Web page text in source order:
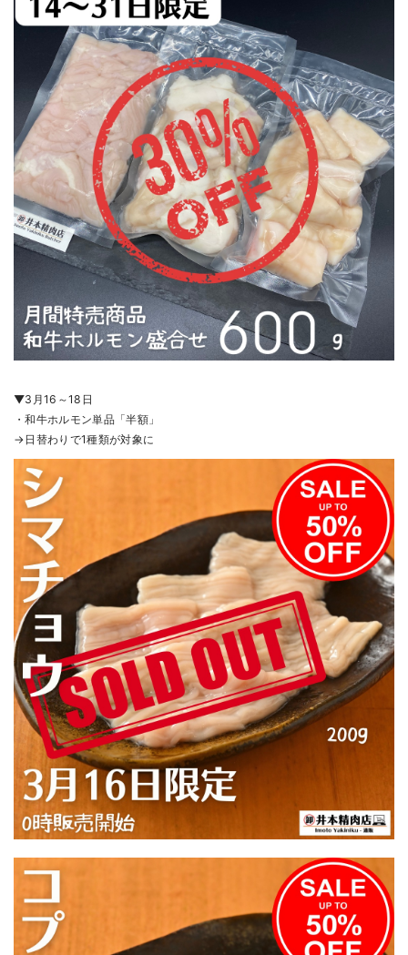
▼3月16～18日
・和牛ホルモン単品「半額」
→日替わりで1種類が対象に